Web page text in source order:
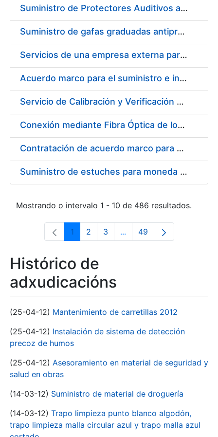
Suministro de Protectores Auditivos a medida para las personas trabajadoras de los Centros de Trabajo de Madrid y Burgos
Suministro de gafas graduadas antiproyecciones para los trabajadores de la FNMT-RCM en los centros de trabajo de Madrid y Burgos
Servicios de una empresa externa para el asesoramiento y resolución de los recursos de alzada que se presentan relacionados con procesos de selección para la FNMT-RCM
Acuerdo marco para el suministro e instalación de persianas, estores y otros complementos
Servicio de Calibración y Verificación Externa de los Equipos de Medición del Servicio de Prevención de la FNMT-RCM
Conexión mediante Fibra Óptica de los Centros de Proceso de Datos (CPDs) de las sedes de la FNMT-RCM de Burgos y Madrid
Contratación de acuerdo marco para el Suministro de Material de Electricidad para la Fábrica Nacional de Moneda y Timbre-Real Casa de la Moneda en su centro de trabajo de Burgos
Suministro de estuches para moneda de 30 €
Mostrando o intervalo 1 - 10 de 486 resultados.
Páxina
1 Páxina
2 Páxina
3 ...Páxinas intermedias Use
Páxina
49
Histórico de
adxudicacións
(25-04-12) Mantenimiento de carretillas 2012
(25-04-12) Instalación de sistema de detección
precoz de humos
(25-04-12) Asesoramiento en material de seguridad y
salud en obras
(14-03-12) Suministro de material de droguería
(14-03-12) Trapo limpieza punto blanco algodón,
trapo limpieza malla circular azul y trapo malla azul